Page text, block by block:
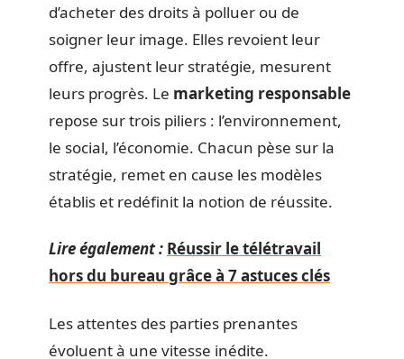
d’acheter des droits à polluer ou de
soigner leur image. Elles revoient leur
offre, ajustent leur stratégie, mesurent
leurs progrès. Le marketing responsable
repose sur trois piliers : l’environnement,
le social, l’économie. Chacun pèse sur la
stratégie, remet en cause les modèles
établis et redéfinit la notion de réussite.
Lire également : Réussir le télétravail
hors du bureau grâce à 7 astuces clés
Les attentes des parties prenantes
évoluent à une vitesse inédite.